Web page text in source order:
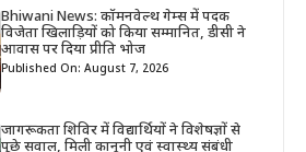
Bhiwani News: कॉमनवेल्थ गेम्स में पदक
विजेता खिलाड़ियों को किया सम्मानित, डीसी ने
आवास पर दिया प्रीति भोज
Published On: August 7, 2026
जागरूकता शिविर में विद्यार्थियों ने विशेषज्ञों से
पूछे सवाल, मिली कानूनी एवं स्वास्थ्य संबंधी